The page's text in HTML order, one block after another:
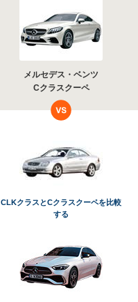
メルセデス・ベンツ
Cクラスクーペ
CLKクラスとCクラスクーペを比較
する